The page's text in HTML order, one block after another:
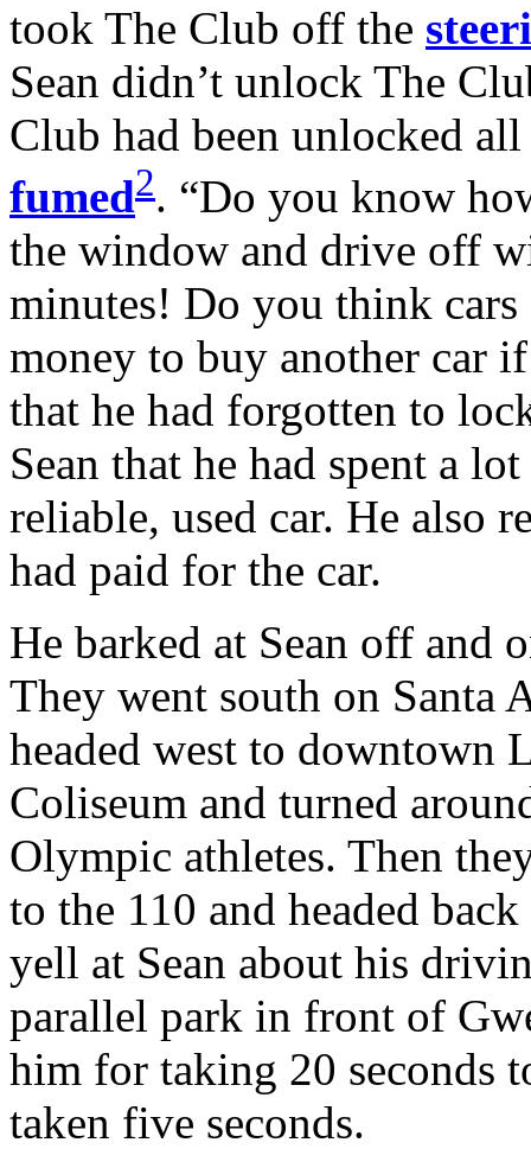
took The Club off the
Sean didn’t unlock The
Club had been unlocked
fumed2. “Do you know
the window and drive off
minutes! Do you think
money to buy another car
that he had forgotten to
Sean that he had spent a
reliable, used car. He also
had paid for the car.
He barked at Sean off and
They went south on Santa
headed west to downtown
Coliseum and turned
Olympic athletes. Then
to the 110 and headed
yell at Sean about his
parallel park in front of
him for taking 20 seconds
taken five seconds.